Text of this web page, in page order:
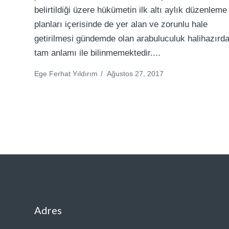
belirtildiği üzere hükümetin ilk altı aylık düzenleme
planları içerisinde de yer alan ve zorunlu hale
getirilmesi gündemde olan arabuluculuk
tam anlamı ile bilinmemektedir....
Ege Ferhat Yıldırım / Ağustos 27, 2017
Adres